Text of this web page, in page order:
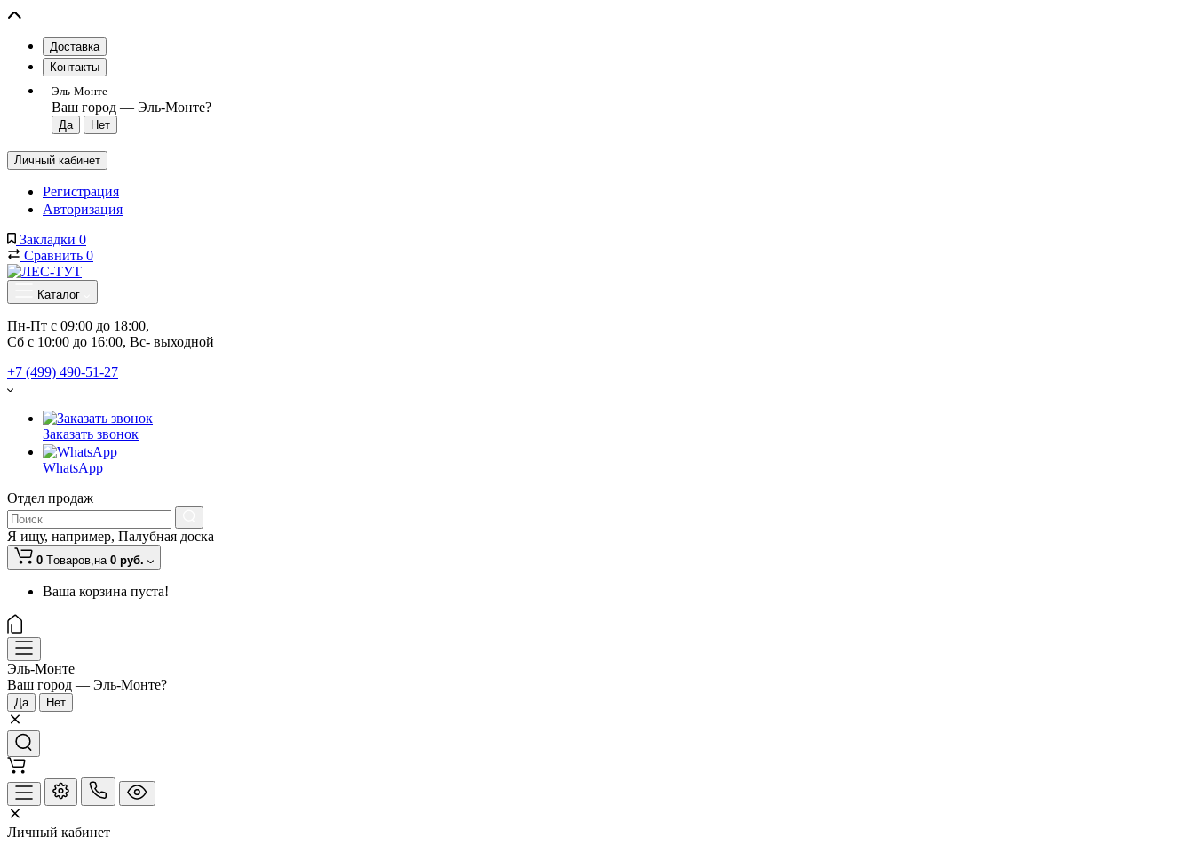
Доставка
Контакты
Эль-Монте
Ваш город — Эль-Монте?
Личный кабинет
Регистрация
Авторизация
Закладки 0
Сравнить 0
Каталог
Пн-Пт с 09:00 до 18:00,
Сб с 10:00 до 16:00, Вс- выходной
+7 (499) 490-51-27
Заказать звонок
WhatsApp
Отдел продаж
Я ищу, например, Палубная доска
0 Tоваров,на 0 руб.
Ваша корзина пуста!
Эль-Монте
Ваш город — Эль-Монте?
Личный кабинет